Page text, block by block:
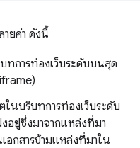
ยค่า ดังนี้
ทการท่องเว็บระดับบนสุด
นบริบทการท่องเว็บระดับ
อยู่ซึ่งมาจากแหล่งที่มา
อกสารข้ามแหล่งที่มาใน